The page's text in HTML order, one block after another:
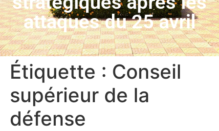
attaques du 25 avril
Étiquette : Conseil
supérieur de la
défense